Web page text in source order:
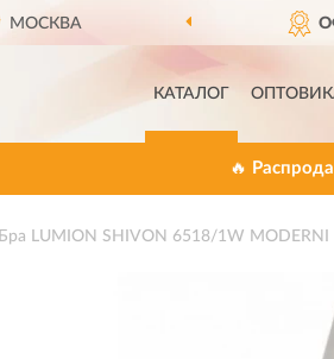
МОСКВА
КАТАЛОГ
🔥
Бра LUMION SHIVON 6518/1W